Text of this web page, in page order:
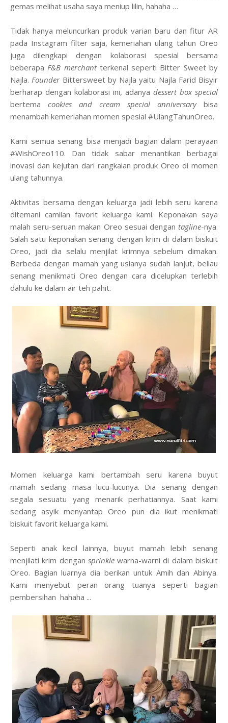
gemas melihat usaha saya meniup lilin, hahaha …
Tidak hanya meluncurkan produk varian baru dan fitur AR
pada Instagram filter saja, kemeriahan ulang tahun Oreo
juga dilengkapi dengan kolaborasi spesial bersama
beberapaF&B merchantterkenal seperti Bitter Sweet by
Najla.FounderBittersweet by Najla yaitu Najla Farid Bisyir
berharap dengan kolaborasi ini, adanya dessert box special
bertema cookies and cream special anniversarybisa
menambah kemeriahan momen spesial #UlangTahunOreo.
Kami semua senang bisa menjadi bagian dalam perayaan
#WishOreo110. Dan tidak sabar menantikan berbagai
inovasi dan kejutan dari rangkaian produk Oreo di momen
ulang tahunnya.
Aktivitas bersama dengan keluarga jadi lebih seru karena
ditemani camilan favorit keluarga kami. Keponakan saya
malah seru-seruan makan Oreo sesuai dengan tagline-nya.
Salah satu keponakan senang dengan krim di dalam biskuit
Oreo, jadi dia selalu menjilat krimnya sebelum dimakan.
Berbeda dengan mamah yang usianya sudah lanjut, beliau
senang menikmati Oreo dengan cara dicelupkan terlebih
dahulu ke dalam air teh pahit.
Momen keluarga kami bertambah seru karena buyut
mamah sedang masa lucu-lucunya. Dia senang dengan
segala sesuatu yang menarik perhatiannya. Saat kami
sedang asyik menyantap Oreo pun dia ikut menikmati
biskuit favorit keluarga kami.
Seperti anak kecil lainnya, buyut mamah lebih senang
menjilati krim dengan sprinklewarna-warni di dalam biskuit
Oreo. Bagian luarnya dia berikan untuk Amih dan Abinya.
Kami menyebut peran orang tuanya seperti bagian
pembersihan hahaha ...